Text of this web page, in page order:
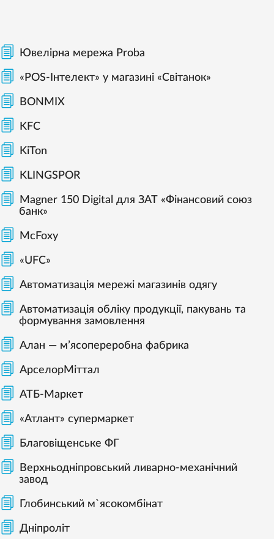
Ювелірна мережа Proba
«POS-Інтелект» у магазині «Світанок»
BONMIX
KFC
KiTon
KLINGSPOR
Magner 150 Digital для ЗАТ «Фінансовий союз
банк»
McFoxy
«UFC»
Автоматизація мережі магазинів одягу
Автоматизація обліку продукції, пакувань та
формування замовлення
Алан — м’ясопереробна фабрика
АрселорМіттал
АТБ-Маркет
«Атлант» супермаркет
Благовіщенське ФГ
Верхньодніпровський ливарно-механічний
завод
Глобинський м`ясокомбінат
Дніпроліт